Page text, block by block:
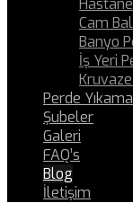
Cam
Banyo
İş Yeri
Perde Yıkama
Şubeler
Galeri
FAQ’s
Blog
İletişim